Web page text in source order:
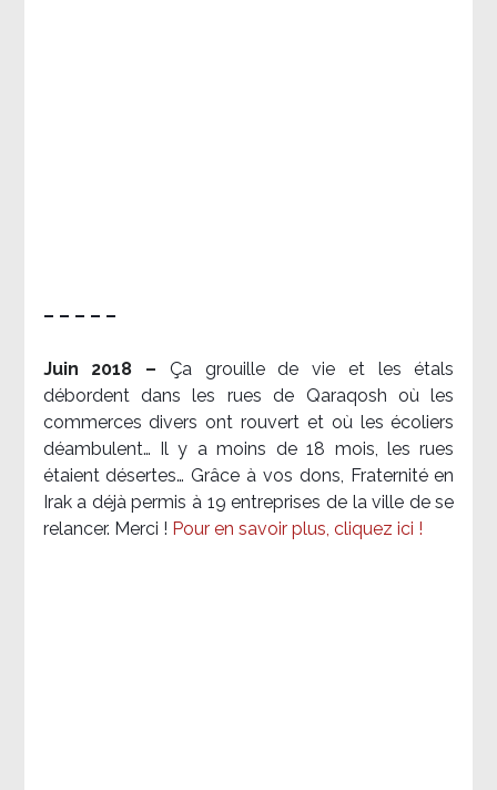
– – – – –
Juin 2018 – Ça grouille de vie et les étals
débordent dans les rues de Qaraqosh où les
commerces divers ont rouvert et où les écoliers
déambulent… Il y a moins de 18 mois, les rues
étaient désertes… Grâce à vos dons, Fraternité en
Irak a déjà permis à 19 entreprises de la ville de se
relancer. Merci ! Pour en savoir plus, cliquez ici !